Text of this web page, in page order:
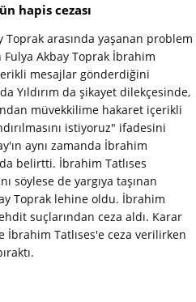
hapis cezası
Toprak arasında yaşanan problem
Fulya Akbay Toprak İbrahim
mesajlar gönderdiğini
Yıldırım da şikayet dilekçesinde,
müvekkilime hakaret içerikli
istiyoruz" ifadesini
aynı zamanda İbrahim
da belirtti. İbrahim Tatlıses
söylese de yargıya taşınan
Toprak lehine oldu. İbrahim
suçlarından ceza aldı. Karar
İbrahim Tatlıses'e ceza verilirken